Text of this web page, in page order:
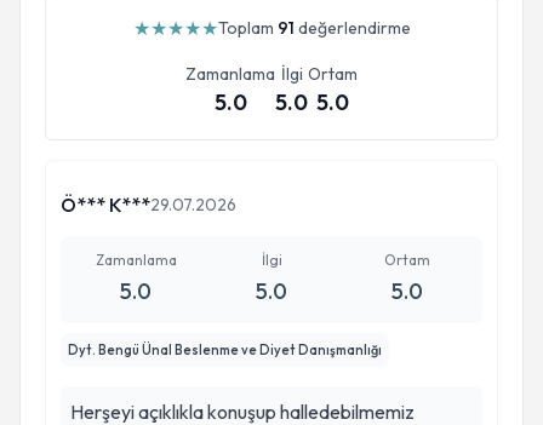
★★★★★Toplam 91 değerlendirme
Zamanlama
5.0
İlgi
5.0
Ortam
5.0
Ö*** K***29.07.2026
Zamanlama
5.0
İlgi
5.0
Ortam
5.0
Dyt. Bengü Ünal Beslenme ve Diyet Danışmanlığı
Herşeyi açıklıkla konuşup halledebilmemiz